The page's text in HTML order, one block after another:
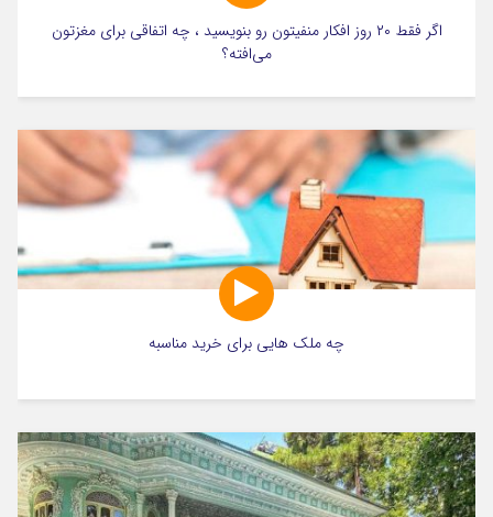
اگر فقط ۲۰ روز افکار منفیتون رو بنویسید ، چه اتفاقی برای مغزتون
می‌افته؟
چه ملک هایی برای خرید مناسبه